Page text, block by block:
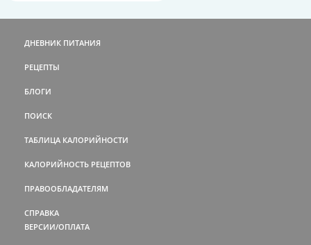
ДНЕВНИК ПИТАНИЯ
РЕЦЕПТЫ
БЛОГИ
ПОИСК
ТАБЛИЦА КАЛОРИЙНОСТИ
КАЛОРИЙНОСТЬ РЕЦЕПТОВ
ПРАВООБЛАДАТЕЛЯМ
СПРАВКА
ВЕРСИИ/ОПЛАТА